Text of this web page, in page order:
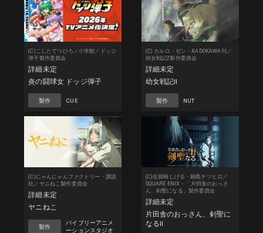
(C)こしたてつひろ／小学館／ドッジ
弾子製作委員会
詳細未定
炎の闘球女 ドッジ弾子
製作 CUE
(C) カルロ・ゼン・KADOKAWA刊／
幼女戦記2製作委員会
詳細未定
幼女戦記ll
製作 NUT
(C)にゃんにゃんファクトリー・講談
社／ヤニねこ製作委員会
詳細未定
ヤニねこ
製作
バイブリーアニメ
ーションスタジオ
(C)佐賀崎しげる・鍋島テツヒロ／
SQUARE ENIX・「片田舎のおっさ
ん、剣聖になる」製作委員会
詳細未定
片田舎のおっさん、剣聖に
なるII